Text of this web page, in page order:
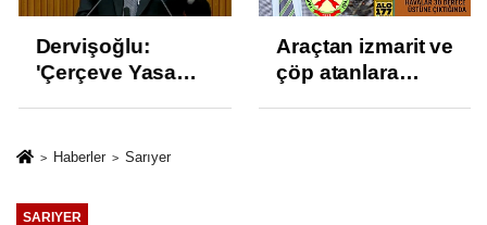
Dervişoğlu:
'Çerçeve Yasa
ve İhanet
Araçtan izmarit ve
çöp atanlara
Haberler Sarıyer
SARIYER